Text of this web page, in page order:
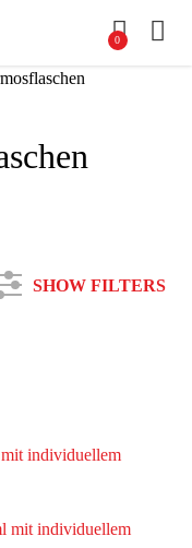
0
SHOW FILTERS
individuellem